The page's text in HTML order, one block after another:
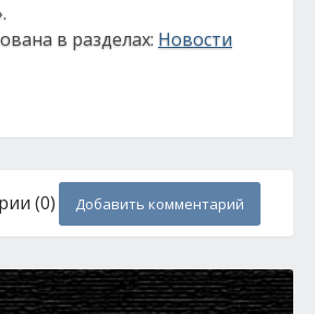
в разделах: Новости
(0) Добавить комментарий